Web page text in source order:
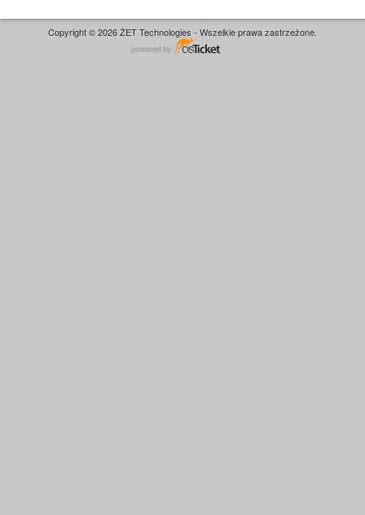
Copyright © 2026 ŻET Technologies - Wszelkie prawa zastrzeżone.